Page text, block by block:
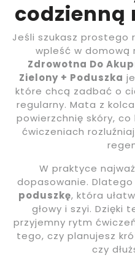
codzienną
Jeśli szukasz prostego
wpleść w domową
Zdrowotna Do
Zielony + Poduszka
które chcą zadbać o
regularny. Mata z
powierzchnię skóry,
ćwiczeniach
W praktyce
dopasowanie.
poduszkę, która
głowy i szyi. Dzięki
przyjemny rytm
tego, czy planujesz
czy